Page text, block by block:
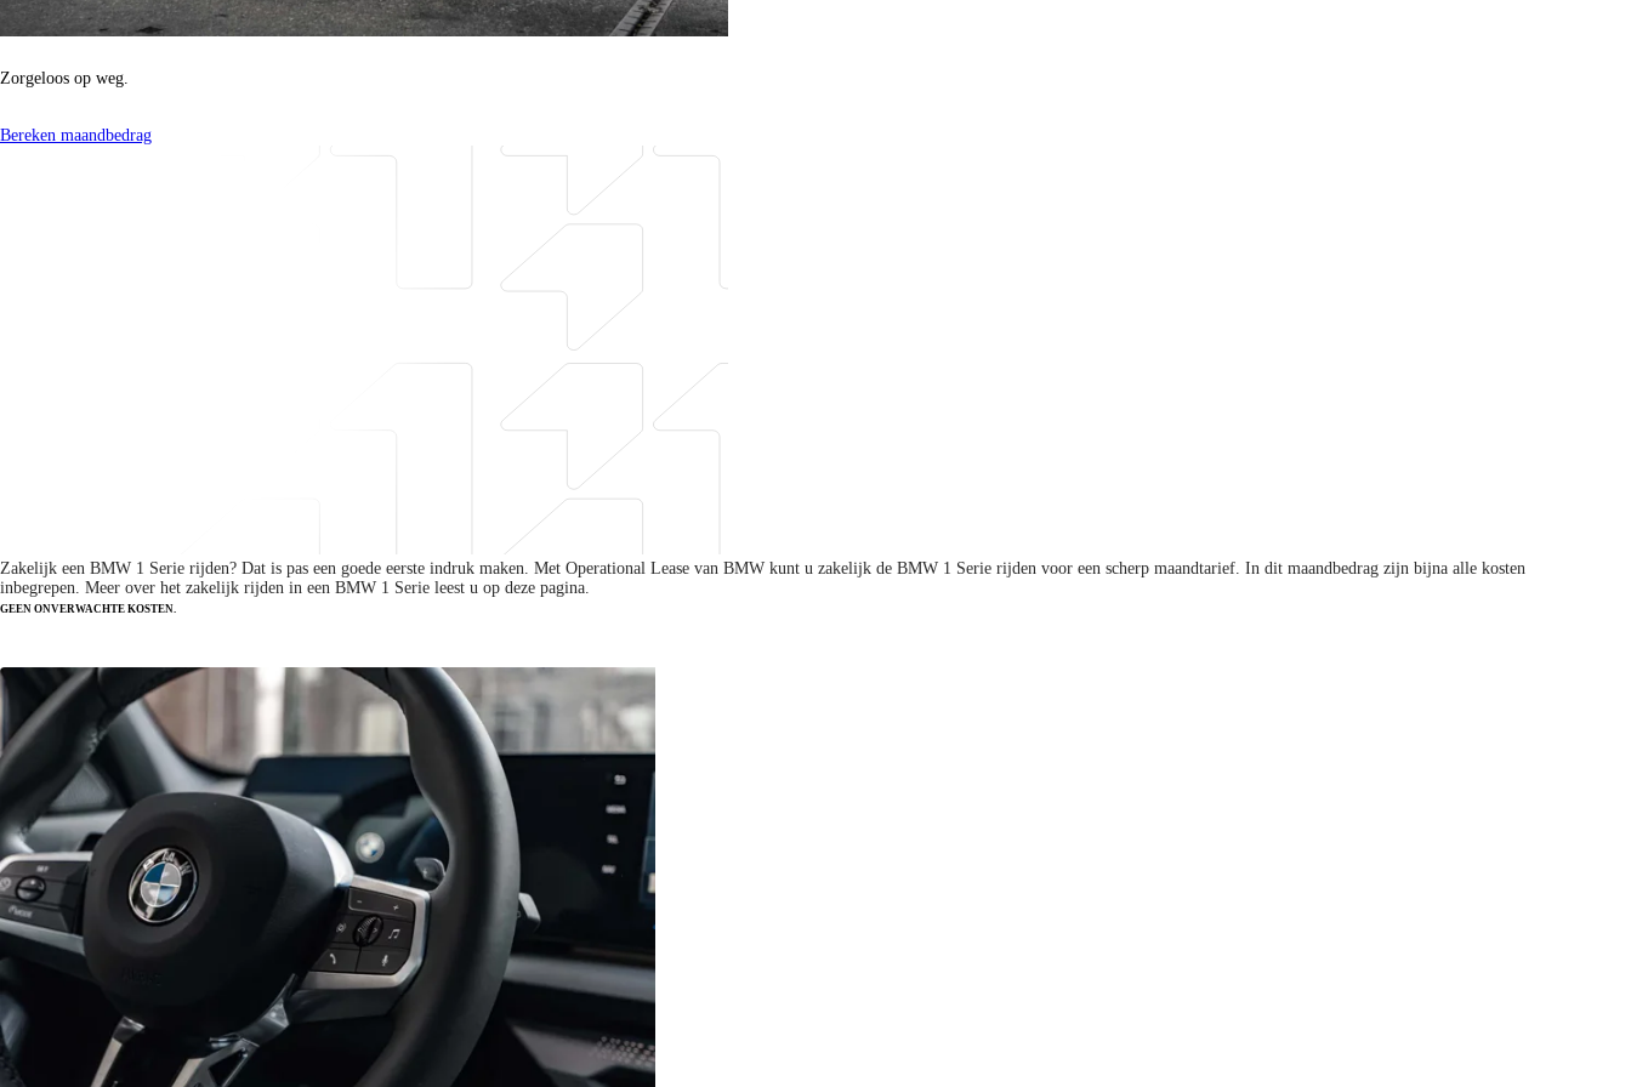
Zorgeloos op weg.
Bereken maandbedrag
Zakelijk een BMW 1 Serie rijden? Dat is pas een goede eerste indruk maken. Met Operational Lease van BMW kunt u zakelijk de BMW 1 Serie rijden voor een scherp maandtarief. In dit maandbedrag zijn bijna alle kosten
inbegrepen. Meer over het zakelijk rijden in een BMW 1 Serie leest u op deze pagina.
GEEN ONVERWACHTE KOSTEN.